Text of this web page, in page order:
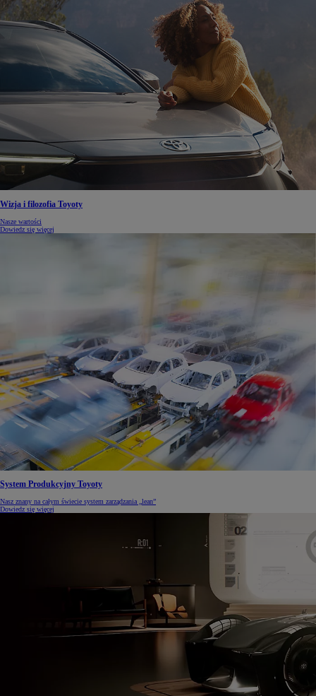
Wizja i filozofia Toyoty
Nasze wartości
Dowiedz się więcej
System Produkcyjny Toyoty
Nasz znany na całym świecie system zarządzania „lean”
Dowiedz się więcej